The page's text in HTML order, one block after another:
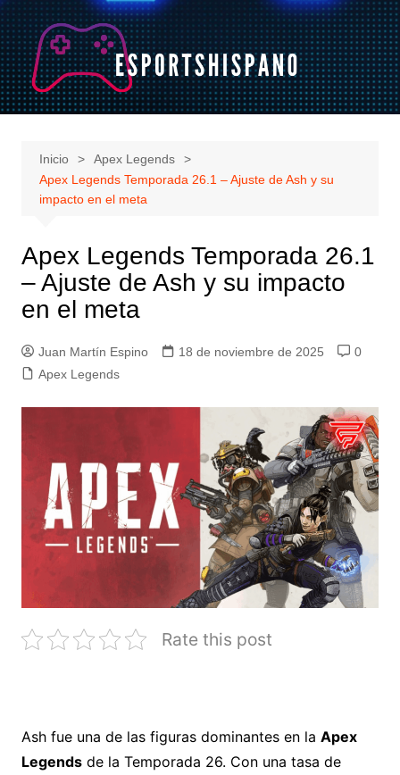
Saltar
al
contenido
Inicio
Apex Legends
Apex Legends Temporada 26.1 – Ajuste de Ash y su
impacto en el meta
Apex Legends Temporada 26.1
– Ajuste de Ash y su impacto
en el meta
Juan Martín Espino 18 de noviembre de 2025
0
Apex Legends
Rate this post
Ash fue una de las figuras dominantes en la Apex
Legendsde la Temporada 26. Con una tasa de